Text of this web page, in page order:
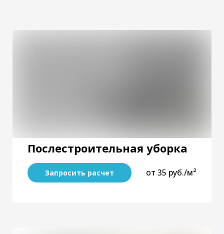
Послестроительная уборка
Запросить расчет от 35 руб./м²